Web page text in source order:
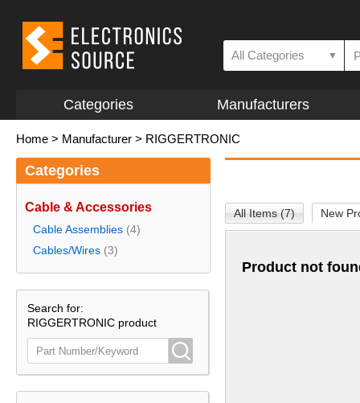
All Categories ▼
Categories Manufacturers
Home > Manufacturer > RIGGERTRONIC
Categories
Cable & Accessories
Cable Assemblies (4)
Cables/Wires (3)
Search for:
RIGGERTRONIC product
All Items (7) New
Product not